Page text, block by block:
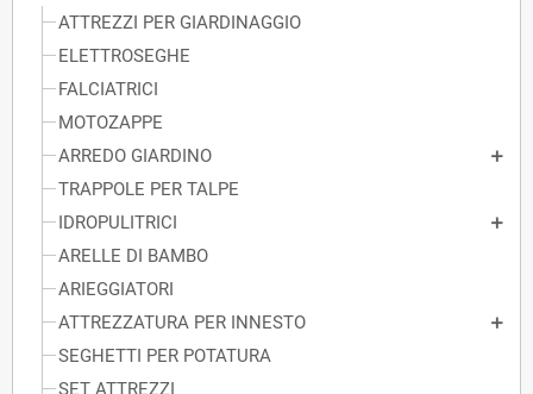
ATTREZZI PER GIARDINAGGIO
ELETTROSEGHE
FALCIATRICI
MOTOZAPPE
ARREDO GIARDINO
TRAPPOLE PER TALPE
IDROPULITRICI
ARELLE DI BAMBO
ARIEGGIATORI
ATTREZZATURA PER INNESTO
SEGHETTI PER POTATURA
SET ATTREZZI